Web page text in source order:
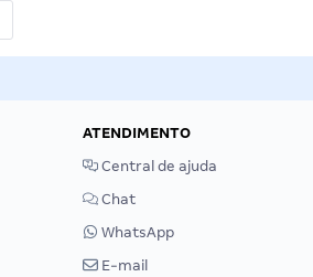
ATENDIMENTO
Central de ajuda
Chat
WhatsApp
E-mail